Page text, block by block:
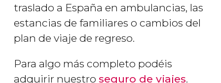
traslado a España en ambulancias, las
estancias de familiares o cambios del
plan de viaje de regreso.
Para algo más completo podéis
adquirir nuestro seguro de viajes.